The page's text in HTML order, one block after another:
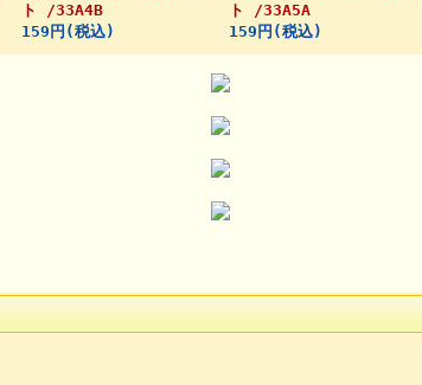
ト /33A4B
159円(税込)
ト /33A5A
159円(税込)